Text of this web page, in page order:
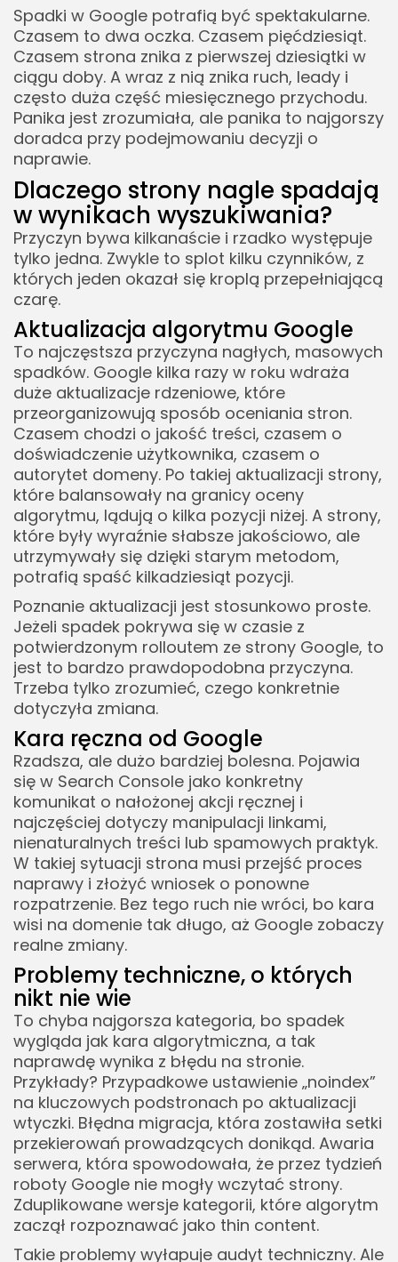
Spadki w Google potrafią być spektakularne.
Czasem to dwa oczka. Czasem pięćdziesiąt.
Czasem strona znika z pierwszej dziesiątki w
ciągu doby. A wraz z nią znika ruch, leady i
często duża część miesięcznego przychodu.
Panika jest zrozumiała, ale panika to najgorszy
doradca przy podejmowaniu decyzji o
naprawie.
Dlaczego strony nagle spadają
w wynikach wyszukiwania?
Przyczyn bywa kilkanaście i rzadko występuje
tylko jedna. Zwykle to splot kilku czynników, z
których jeden okazał się kroplą przepełniającą
czarę.
Aktualizacja algorytmu Google
To najczęstsza przyczyna nagłych, masowych
spadków. Google kilka razy w roku wdraża
duże aktualizacje rdzeniowe, które
przeorganizowują sposób oceniania stron.
Czasem chodzi o jakość treści, czasem o
doświadczenie użytkownika, czasem o
autorytet domeny. Po takiej aktualizacji strony,
które balansowały na granicy oceny
algorytmu, lądują o kilka pozycji niżej. A strony,
które były wyraźnie słabsze jakościowo, ale
utrzymywały się dzięki starym metodom,
potrafią spaść kilkadziesiąt pozycji.
Poznanie aktualizacji jest stosunkowo proste.
Jeżeli spadek pokrywa się w czasie z
potwierdzonym rolloutem ze strony Google, to
jest to bardzo prawdopodobna przyczyna.
Trzeba tylko zrozumieć, czego konkretnie
dotyczyła zmiana.
Kara ręczna od Google
Rzadsza, ale dużo bardziej bolesna. Pojawia
się w Search Console jako konkretny
komunikat o nałożonej akcji ręcznej i
najczęściej dotyczy manipulacji linkami,
nienaturalnych treści lub spamowych praktyk.
W takiej sytuacji strona musi przejść proces
naprawy i złożyć wniosek o ponowne
rozpatrzenie. Bez tego ruch nie wróci, bo kara
wisi na domenie tak długo, aż Google zobaczy
realne zmiany.
Problemy techniczne, o których
nikt nie wie
To chyba najgorsza kategoria, bo spadek
wygląda jak kara algorytmiczna, a tak
naprawdę wynika z błędu na stronie.
Przykłady? Przypadkowe ustawienie „noindex”
na kluczowych podstronach po aktualizacji
wtyczki. Błędna migracja, która zostawiła setki
przekierowań prowadzących donikąd. Awaria
serwera, która spowodowała, że przez tydzień
roboty Google nie mogły wczytać strony.
Zduplikowane wersje kategorii, które algorytm
zaczął rozpoznawać jako thin content.
Takie problemy wyłapuje audyt techniczny. Ale